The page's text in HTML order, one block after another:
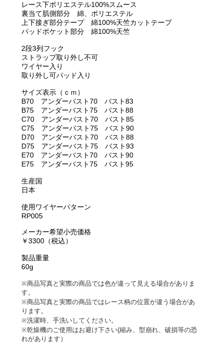
レース下ポリエステル100%スムース
裏当て肌側部分 綿、ポリエステル
上下接ぎ部分テープ 綿100%天竺カットテープ
パッドポケット部分 綿100%天竺
2段3列フック
ストラップ取り外し不可
ワイヤー入り
取り外し可パッド入り
サイズ表示（ｃｍ）
B70 アンダーバスト70 バスト83
B75 アンダーバスト75 バスト88
C70 アンダーバスト70 バスト85
C75 アンダーバスト75 バスト90
D70 アンダーバスト70 バスト88
D75 アンダーバスト75 バスト93
E70 アンダーバスト70 バスト90
E75 アンダーバスト75 バスト95
生産国
日本
使用ワイヤーパターン
RP005
メーカー希望小売価格
￥3300（税込）
製品重量
60g
※商品写真と実際の商品では色が違って見える場合がありま
す。
※商品写真と実際の商品ではレース柄の位置が違う場合があ
ります。
※洗濯時、手洗いしてください。
※乾燥機のご使用はお避け下さい(縮み、型崩れ、破損等の恐
れがあります）